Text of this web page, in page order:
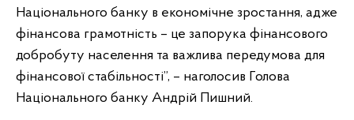
Національного банку в економічне зростання, адже
фінансова грамотність – це запорука фінансового
добробуту населення та важлива передумова для
фінансової стабільності”, – наголосив Голова
Національного банку Андрій Пишний.